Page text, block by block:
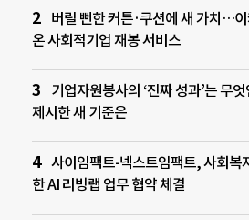
버릴 뻔한 커튼·쿠션에 새 가치…이
온 사회적기업 재봉 서비스
기업자원봉사의 ‘진짜 성과’는 무
제시한 새 기준은
사이임팩트-넥스트임팩트, 사회복
한 AI 리빙랩 업무 협약 체결